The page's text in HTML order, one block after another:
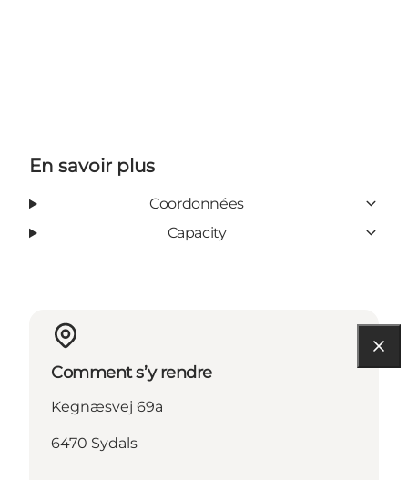
En savoir plus
Coordonnées
Capacity
Comment s’y rendre
Kegnæsvej 69a
6470 Sydals